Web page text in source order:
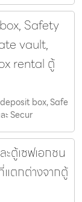
Safety
vault,
rental ตู้
box, Safe
Secur
ตู้เซฟเอกชน
แตกต่างจากตู้